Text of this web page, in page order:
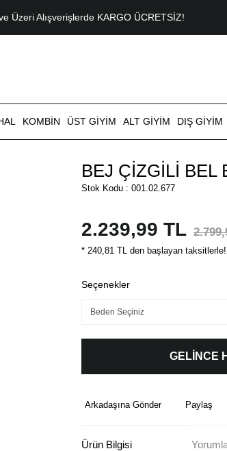
Üzeri Alışverişlerde KARGO ÜCRETSİZ!
KOMBİN ÜST GİYİM ALT GİYİM DIŞ GİYİM
BEJ ÇİZGİLİ BEL
Stok Kodu : 001.02.677
2.239,99 TL
* 240,81 TL den başlayan
Seçenekler
GELİNCE
Arkadaşına Gönder Paylaş
Ürün Bilgisi